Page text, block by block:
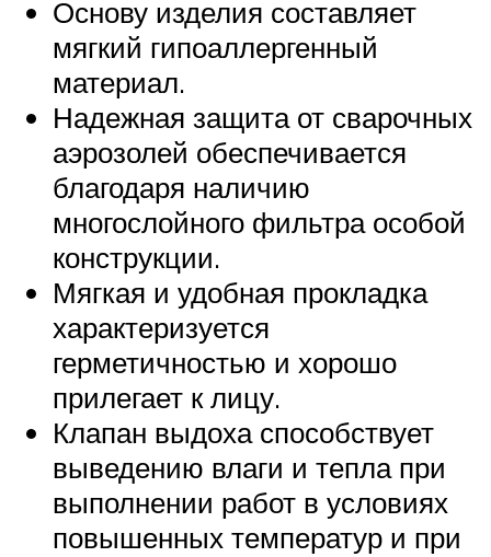
Основу изделия составляет
мягкий гипоаллергенный
материал.
Надежная защита от сварочных
аэрозолей обеспечивается
благодаря наличию
многослойного фильтра особой
конструкции.
Мягкая и удобная прокладка
характеризуется
герметичностью и хорошо
прилегает к лицу.
Клапан выдоха способствует
выведению влаги и тепла при
выполнении работ в условиях
повышенных температур и при